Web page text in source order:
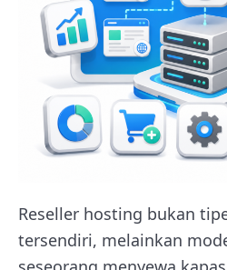
Reseller hosting bukan
tersendiri, melainkan